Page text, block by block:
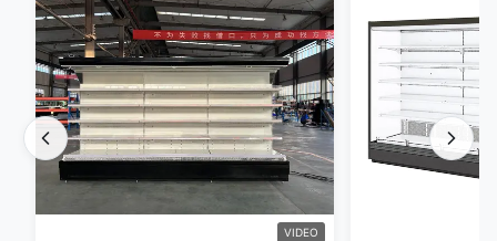
VIDEO